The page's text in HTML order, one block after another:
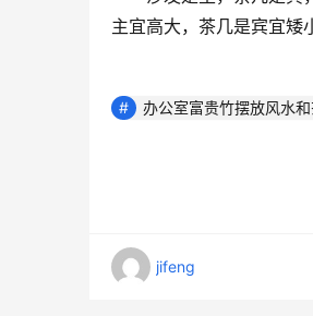
主宜高大，茶几是宾宜矮
办公室富贵竹摆放风水
jifeng